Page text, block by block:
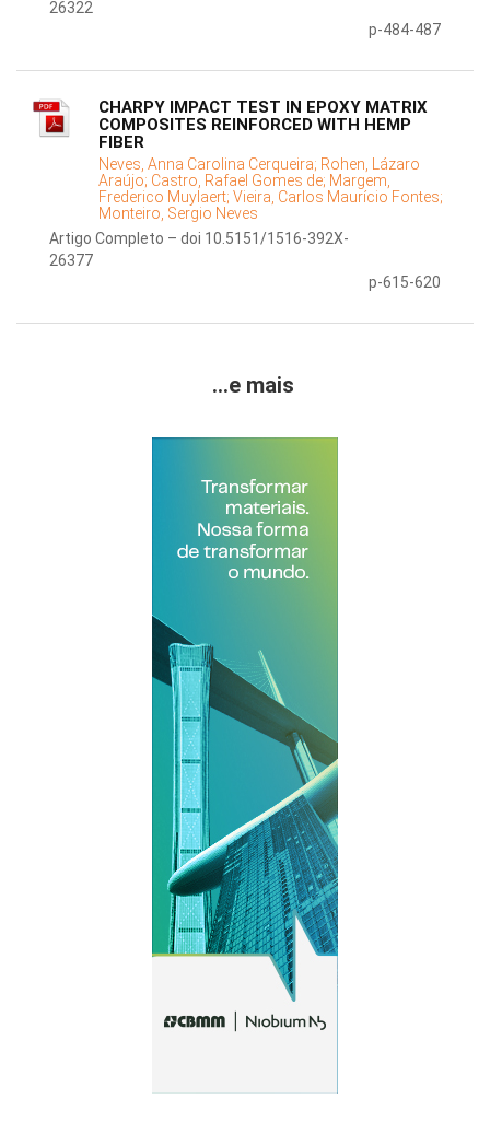
26322
p-484-487
CHARPY IMPACT TEST IN EPOXY MATRIX
COMPOSITES REINFORCED WITH HEMP
FIBER
Neves, Anna Carolina Cerqueira; Rohen, Lázaro
Araújo; Castro, Rafael Gomes de; Margem,
Frederico Muylaert; Vieira, Carlos Maurício Fontes;
Monteiro, Sergio Neves
Artigo Completo – doi 10.5151/1516-392X-
26377
p-615-620
...e mais